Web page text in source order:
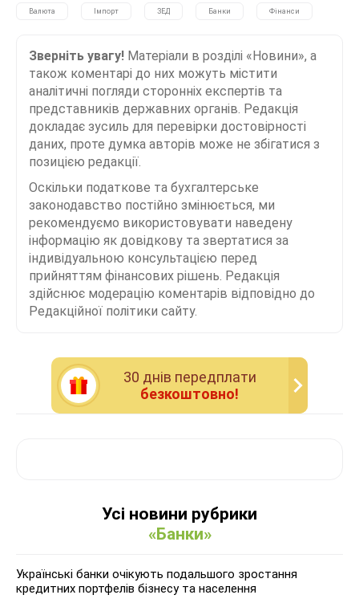
Валюта Імпорт ЗЕД Банки Фінанси
Зверніть увагу! Матеріали в розділі «Новини», а
також коментарі до них можуть містити
аналітичні погляди сторонніх експертів та
представників державних органів. Редакція
докладає зусиль для перевірки достовірності
даних, проте думка авторів може не збігатися з
позицією редакції.
Оскільки податкове та бухгалтерське
законодавство постійно змінюється, ми
рекомендуємо використовувати наведену
інформацію як довідкову та звертатися за
індивідуальною консультацією перед
прийняттям фінансових рішень. Редакція
здійснює модерацію коментарів відповідно до
Редакційної політики сайту.
30 днiв передплати
безкоштовно!
Усі новини рубрики
«Банки»
Українські банки очікують подальшого зростання
кредитних портфелів бізнесу та населення